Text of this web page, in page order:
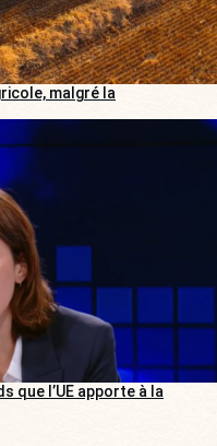
malgré la
que l’UE apporte à la